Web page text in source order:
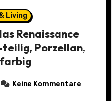
Living
Renaissance
Porzellan,
Keine Kommentare